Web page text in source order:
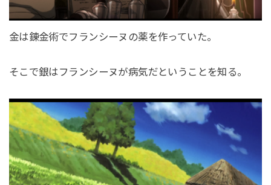
金は錬金術でフランシーヌの薬を作っていた。
そこで銀はフランシーヌが病気だということを知る。